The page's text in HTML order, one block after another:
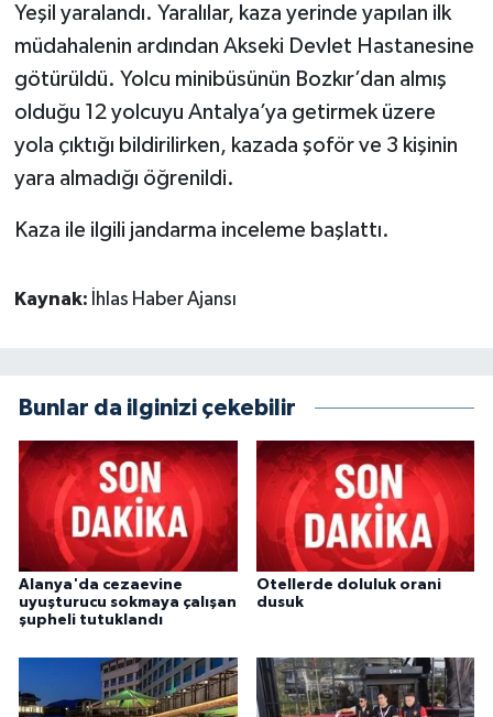
Yeşil yaralandı. Yaralılar, kaza yerinde yapılan ilk
müdahalenin ardından Akseki Devlet Hastanesine
götürüldü. Yolcu minibüsünün Bozkır’dan almış
olduğu 12 yolcuyu Antalya’ya getirmek üzere
yola çıktığı bildirilirken, kazada şoför ve 3 kişinin
yara almadığı öğrenildi.
Kaza ile ilgili jandarma inceleme başlattı.
Kaynak: İhlas Haber Ajansı
Bunlar da ilginizi çekebilir
Alanya'da cezaevine
uyuşturucu sokmaya çalışan
şupheli tutuklandı
Otellerde doluluk orani
dusuk